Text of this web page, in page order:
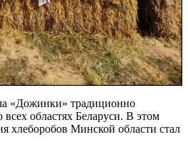
«Дожинки» традиционно
областях Беларуси. В этом
хлеборобов Минской области стал